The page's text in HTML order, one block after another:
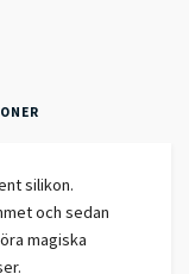
silikon.
och sedan
magiska